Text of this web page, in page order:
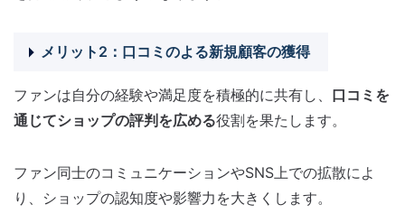
メリット2：口コミのよる新規顧客の獲得
ファンは自分の経験や満足度を積極的に共有し、 口コミを
通じてショップの評判を広める役割を果たします。
ファン同士のコミュニケーションやSNS上での拡散によ
り、ショップの認知度や影響力を大きくします。